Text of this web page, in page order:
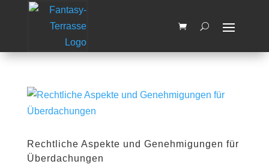
Rechtliche Aspekte und Genehmigungen für
Überdachungen
Wir machen vom 03.08.2026 bis
zum 14.08.2026 Betriebsferien.
Ab dem 17.08.2026 sind wir
wieder für Sie da
OK, Verstanden